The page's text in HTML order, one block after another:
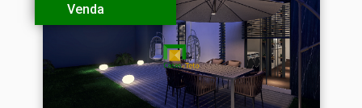
Venda